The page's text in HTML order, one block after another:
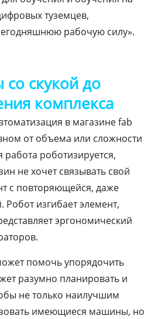
туземцев,
рабочую силу».
скукой до
комплекса
в магазине fab
от объема или сложности
роботизируется,
не хочет связывать свой
с повторяющейся, даже
Робот изгибает элемент,
эргономический
помочь упорядочить
разумно планировать и
не только наилучшим
имеющиеся машины, но